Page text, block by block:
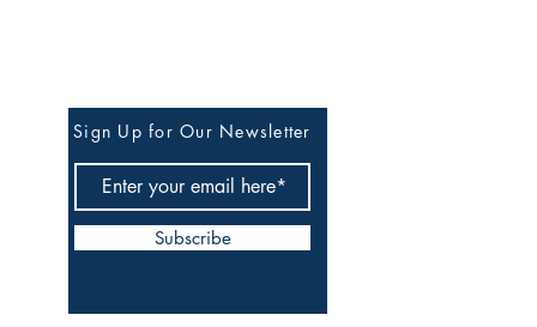
Sign Up for Our Newsletter
Subscribe